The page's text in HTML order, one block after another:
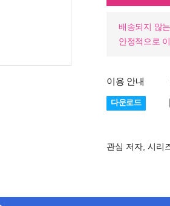
배송되지 않
안정적으로
이용 안내
다운로드
관심 저자, 시리